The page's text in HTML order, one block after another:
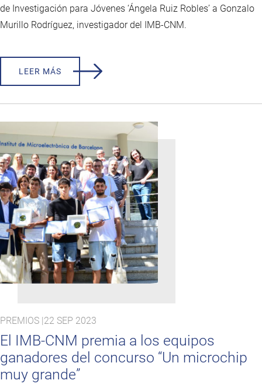
de Investigación para Jóvenes ‘Ángela Ruiz Robles’ a Gonzalo
Murillo Rodríguez, investigador del IMB-CNM.
LEER MÁS
PREMIOS | 22 SEP 2023
El IMB-CNM premia a los equipos
ganadores del concurso “Un microchip
muy grande”